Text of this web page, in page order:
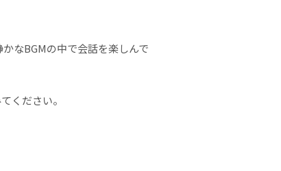
なBGMの中で会話を楽しんで
ください。